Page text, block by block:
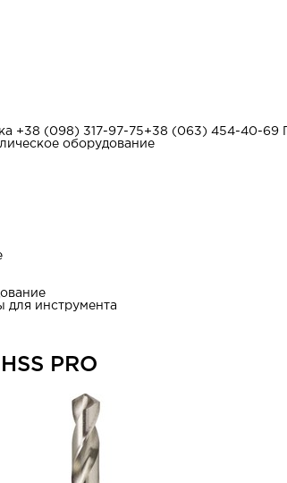
+38 (098) 317-97-75+38 (063) 454-40-69
оборудование
для инструмента
PRO